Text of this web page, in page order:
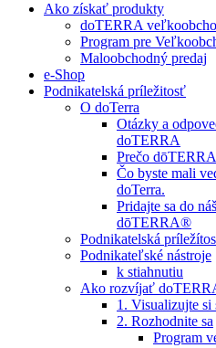
Ako získať produkty
doTERRA
Program pre
Maloobchodný predaj
e-Shop
Podnikatelská príležitosť
O doTerra
Otázky a
doTERRA
Prečo
Čo byste mali
doTerra.
Pridajte sa do
dōTERRA®
Podnikatelská
Podnikateľské nástroje
k stiahnutiu
Ako rozvíjať
1. Visualizujte si
2. Rozhodnite sa
Program